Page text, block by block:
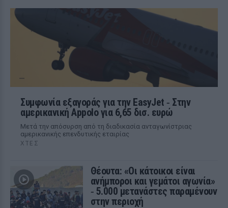
Συμφωνία εξαγοράς για την EasyJet ‑ Στην
αμερικανική Appolo για 6,65 δισ. ευρώ
Μετά την απόσυρση από τη διαδικασία ανταγωνίστριας
αμερικανικής επενδυτικής εταιρίας
ΧΤΕΣ
Θέουτα: «Οι κάτοικοι είναι
ανήμποροι και γεμάτοι αγωνία»
‑ 5.000 μετανάστες παραμένουν
στην περιοχή